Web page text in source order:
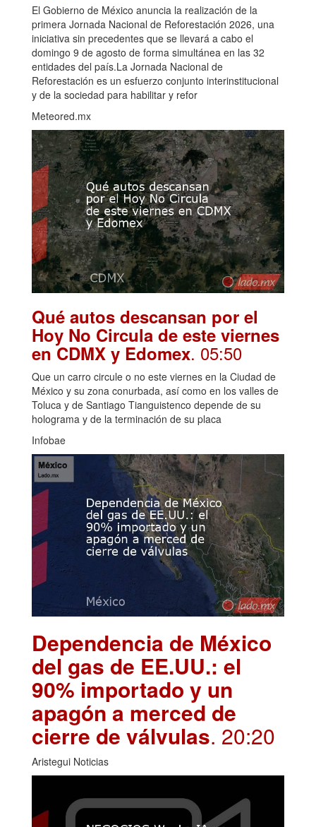
El Gobierno de México anuncia la realización de la
primera Jornada Nacional de Reforestación 2026, una
iniciativa sin precedentes que se llevará a cabo el
domingo 9 de agosto de forma simultánea en las 32
entidades del país.La Jornada Nacional de
Reforestación es un esfuerzo conjunto interinstitucional
y de la sociedad para habilitar y refor
Meteored.mx
Qué autos descansan por el
Hoy No Circula de este viernes
en CDMX y Edomex. 05:50
Que un carro circule o no este viernes en la Ciudad de
México y su zona conurbada, así como en los valles de
Toluca y de Santiago Tianguistenco depende de su
holograma y de la terminación de su placa
Infobae
Dependencia de México
del gas de EE.UU.: el
90% importado y un
apagón a merced de
cierre de válvulas. 20:20
Aristegui Noticias